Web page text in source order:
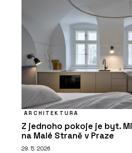
ARCHITEKTURA
Z jednoho pokoje je byt.
na Malé Straně v Praze
29. 5. 2026